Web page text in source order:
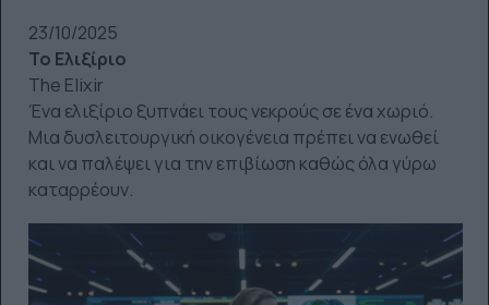
23/10/2025
Το Ελιξίριο
The Elixir
Ένα ελιξίριο ξυπνάει τους νεκρούς σε ένα χωριό.
Μια δυσλειτουργική οικογένεια πρέπει να ενωθεί
και να παλέψει για την επιβίωση καθώς όλα γύρω
καταρρέουν.